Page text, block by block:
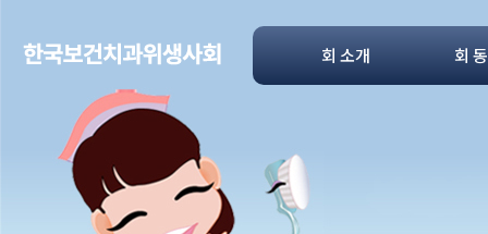
회 소개 회